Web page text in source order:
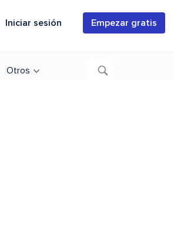
Iniciar sesión Empezar gratis
Otros